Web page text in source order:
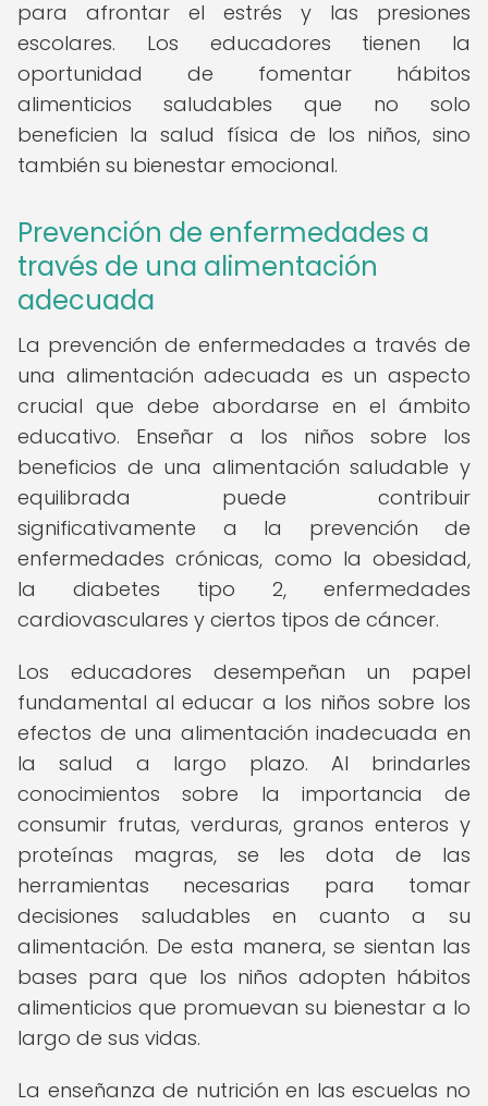
para afrontar el estrés y las presiones
escolares. Los educadores tienen la
oportunidad de fomentar hábitos
alimenticios saludables que no solo
beneficien la salud física de los niños, sino
también su bienestar emocional.
Prevención de enfermedades a
través de una alimentación
adecuada
La prevención de enfermedades a través de
una alimentación adecuada es un aspecto
crucial que debe abordarse en el ámbito
educativo. Enseñar a los niños sobre los
beneficios de una alimentación saludable y
equilibrada puede contribuir
significativamente a la prevención de
enfermedades crónicas, como la obesidad,
la diabetes tipo 2, enfermedades
cardiovasculares y ciertos tipos de cáncer.
Los educadores desempeñan un papel
fundamental al educar a los niños sobre los
efectos de una alimentación inadecuada en
la salud a largo plazo. Al brindarles
conocimientos sobre la importancia de
consumir frutas, verduras, granos enteros y
proteínas magras, se les dota de las
herramientas necesarias para tomar
decisiones saludables en cuanto a su
alimentación. De esta manera, se sientan las
bases para que los niños adopten hábitos
alimenticios que promuevan su bienestar a lo
largo de sus vidas.
La enseñanza de nutrición en las escuelas no